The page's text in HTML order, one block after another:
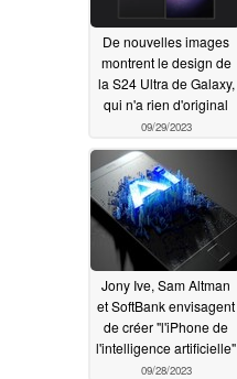
De nouvelles images
montrent le design de
la S24 Ultra de Galaxy,
qui n'a rien d'original
09/29/2023
Jony Ive, Sam Altman
et SoftBank envisagent
de créer "l'iPhone de
l'intelligence artificielle"
09/28/2023